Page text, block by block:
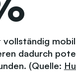
vollständig
dadurch
(Quelle: